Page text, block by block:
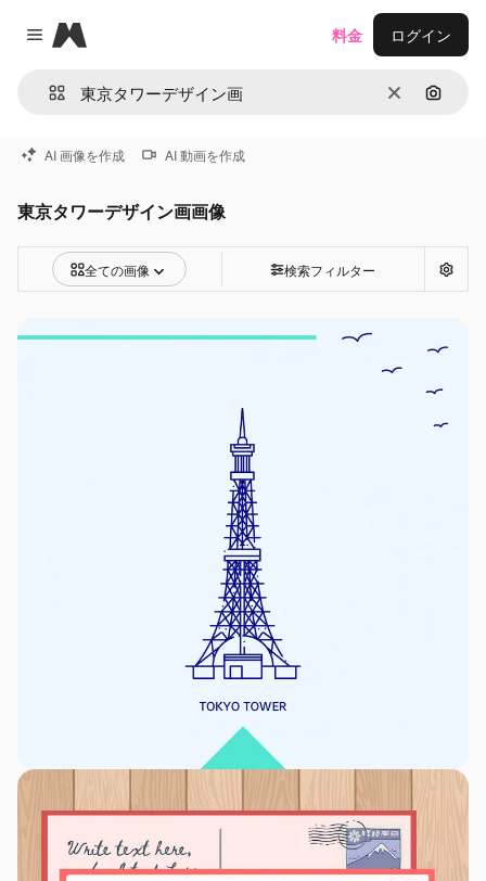
Close menu
Magnific
消去 画像で
料金 ログイン
AI 画像を作成 AI 動画を作成
東京タワーデザイン画画像
全ての画像 検索フィルター